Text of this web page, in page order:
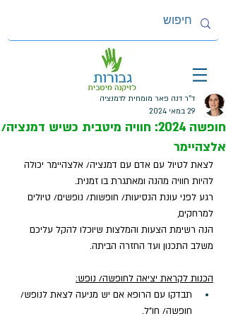
חופשה 2024: חוויה מיטבית כשיש דמנציה/
אלצהיימר
ד"ר דנה פאר מומחית לדמנציה
29 במאי 2024
לצאת לטיול עם אדם עם דמנציה/ אלצהיימר יכולה
להיות חוויה מהנה ומאתגרת בו זמנית.
רגע לפני עונת הנסיעות/ חופשות/ נופשים/ טיולים
למרחקים,
הנה רשימת הצעות והמלצות שיוכלו להקל עליכם
משלב התכנון ועד החזרה הביתה.
הכנות לקראת יציאה לחופשה/ נופש:
תבדקו עם הרופא אם יש מניעה לצאת לנופש/
חופשה/ חו"ל.